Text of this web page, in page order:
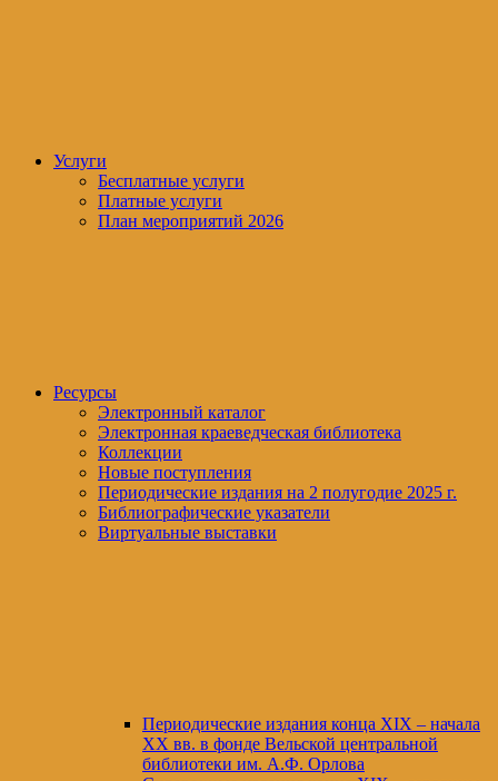
Услуги
Бесплатные услуги
Платные услуги
План мероприятий 2026
Ресурсы
Электронный каталог
Электронная краеведческая библиотека
Коллекции
Новые поступления
Периодические издания на 2 полугодие 2025 г.
Библиографические указатели
Виртуальные выставки
Периодические издания конца XIХ – начала
XX вв. в фонде Вельской центральной
библиотеки им. А.Ф. Орлова